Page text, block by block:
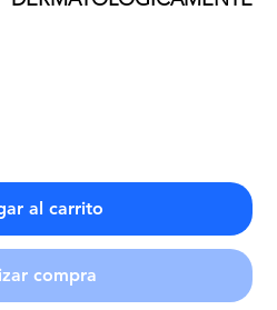
al carrito
compra